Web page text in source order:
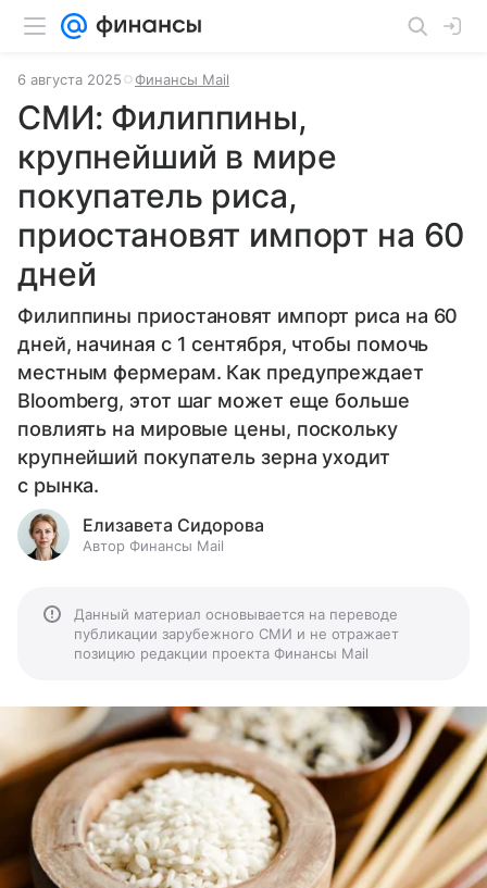
6 августа 2025 Финансы Mail
СМИ: Филиппины,
крупнейший в мире
покупатель риса,
приостановят импорт на 60
дней
Филиппины приостановят импорт риса на 60
дней, начиная с 1 сентября, чтобы помочь
местным фермерам. Как предупреждает
Bloomberg, этот шаг может еще больше
повлиять на мировые цены, поскольку
крупнейший покупатель зерна уходит
с рынка.
Елизавета Сидорова
Автор Финансы Mail
Данный материал основывается на переводе
публикации зарубежного СМИ и не отражает
позицию редакции проекта Финансы Mail